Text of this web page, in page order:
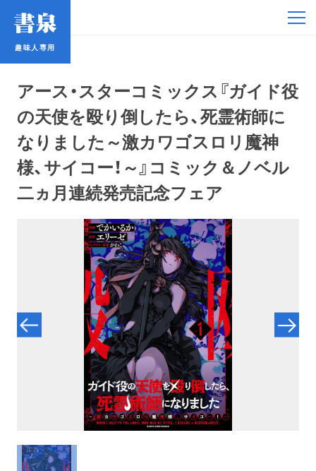
趣味人専用
アース・スターコミックス『ガイド役
の天使を殴り倒したら、死霊術師に
なりました～激カワゴスロリ魔神
様、サイコー！～』コミック＆ノベル
二ヵ月連続発売記念フェア
趣味人専用
アイドル
鉄道・バス
コミック・ラノベ
プロレス
コンピューター
ミリタリー